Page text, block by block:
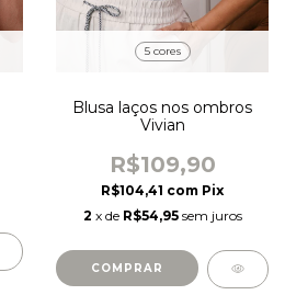
5 cores
Blusa laços nos ombros
Vivian
R$109,90
R$104,41 com Pix
2 x de R$54,95 sem juros
COMPRAR